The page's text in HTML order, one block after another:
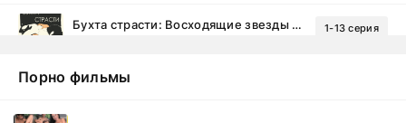
Бухта страсти: Восходящие звезды (2000)
1-13 серия
Эйфория (2019)
Порно фильмы